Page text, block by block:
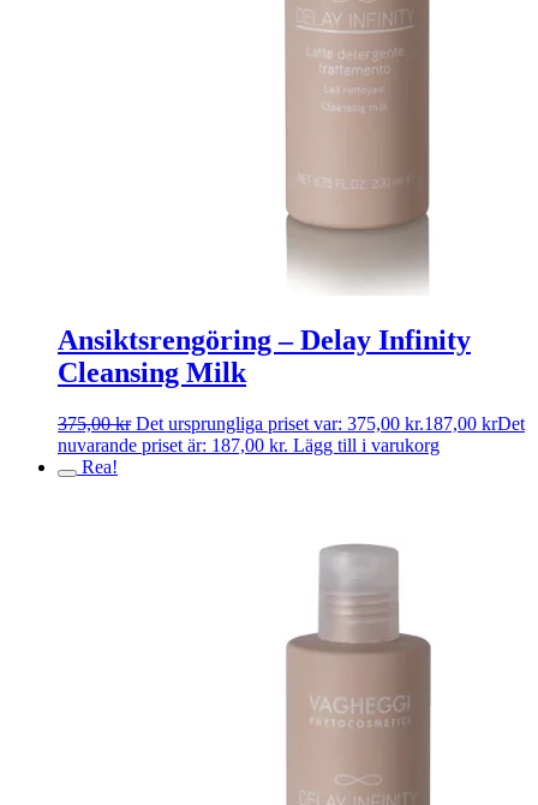
Ansiktsrengöring – Delay Infinity
Cleansing Milk
375,00kr Det ursprungliga priset var: 375,00 kr.187,00 krDet
nuvarande priset är: 187,00 kr. Lägg till i varukorg
Rea!